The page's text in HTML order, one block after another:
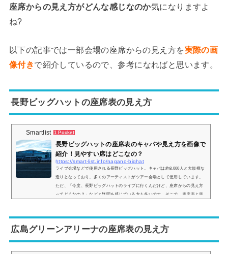
座席からの見え方がどんな感じなのか気になりますよ
ね?
以下の記事では一部会場の座席からの見え方を実際の画
像付きで紹介しているので、参考になればと思います。
長野ビッグハットの座席表の見え方
Smartlist 1 Pocket
長野ビッグハットの座席表のキャパや見え方を画像で
紹介！見やすい席はどこなの？
https://smart-list.info/nagano-bighat
ライブ会場などで使用される長野ビッグハット。キャパは約8,000人と大規模な
造りとなっており、多くのアーティストがツアー会場として使用しています。
ただ、「今度、長野ビッグハットのライブに行くんだけど、座席からの見え方
ってどうなの？」などと疑問を感じている方も多いです。そこで、座席表と座
テージ...
広島グリーンアリーナの座席表の見え方